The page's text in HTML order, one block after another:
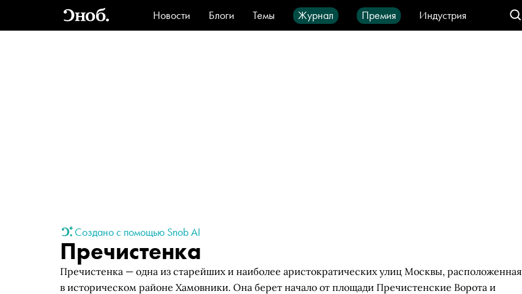
Новости Блоги Темы Журнал Премия
Индустрия
Стиль
Видео Город IT-продукты
Создано с помощью Snob AI
Пречистенка
Пречистенка — одна из старейших и наиболее аристократических улиц Москвы, расположенная
в историческом районе Хамовники. Она берет начало от площади Пречистенские Ворота и